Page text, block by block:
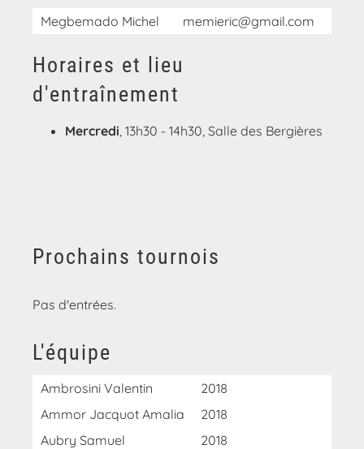
Megbemado Michel memieric@gmail.com
Horaires et lieu
d'entraînement
Mercredi, 13h30 - 14h30, Salle des Bergières
Prochains tournois
Pas d'entrées.
L'équipe
Ambrosini Valentin
2018
Ammor Jacquot Amalia
2018
Aubry Samuel
2018